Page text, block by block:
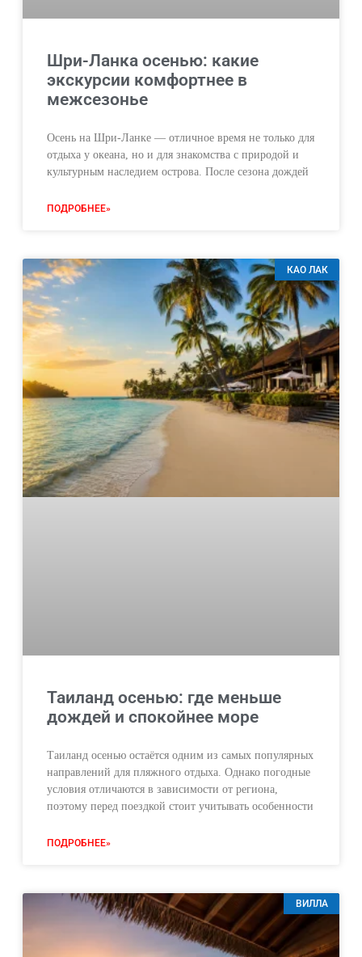
Шри-Ланка осенью: какие
экскурсии комфортнее в
межсезонье
Осень на Шри-Ланке — отличное время не только для
отдыха у океана, но и для знакомства с природой и
культурным наследием острова. После сезона дождей
ПОДРОБНЕЕ»
КАО ЛАК
Таиланд осенью: где меньше
дождей и спокойнее море
Таиланд осенью остаётся одним из самых популярных
направлений для пляжного отдыха. Однако погодные
условия отличаются в зависимости от региона,
поэтому перед поездкой стоит учитывать особенности
ПОДРОБНЕЕ»
ВИЛЛА